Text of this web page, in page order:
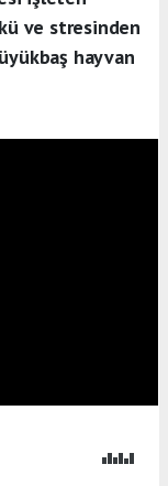
ve stresinden
hayvan